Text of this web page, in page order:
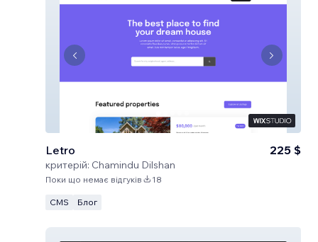
Letro
критерій: Chamindu Dilshan
225 $
Поки що немає відгуків 18
CMS Блог